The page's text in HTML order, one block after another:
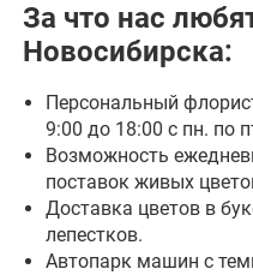
За что нас
Новосибирска:
Персональный
9:00 до 18:00 с пн. по
Возможность
поставок живых
Доставка цветов в
лепестков.
Автопарк машин с